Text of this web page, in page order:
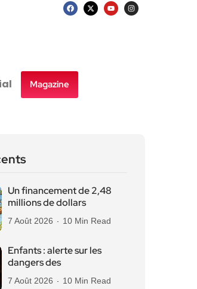
Magazine
Un financement de 2,48
millions de dollars
7 Août 2026 10 Min Read
Enfants : alerte sur les
dangers des
7 Août 2026 10 Min Read